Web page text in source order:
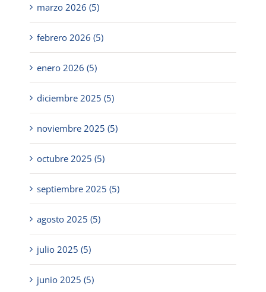
marzo 2026 (5)
febrero 2026 (5)
enero 2026 (5)
diciembre 2025 (5)
noviembre 2025 (5)
octubre 2025 (5)
septiembre 2025 (5)
agosto 2025 (5)
julio 2025 (5)
junio 2025 (5)